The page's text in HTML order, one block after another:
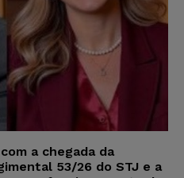
a chegada da
53/26 do STJ e a